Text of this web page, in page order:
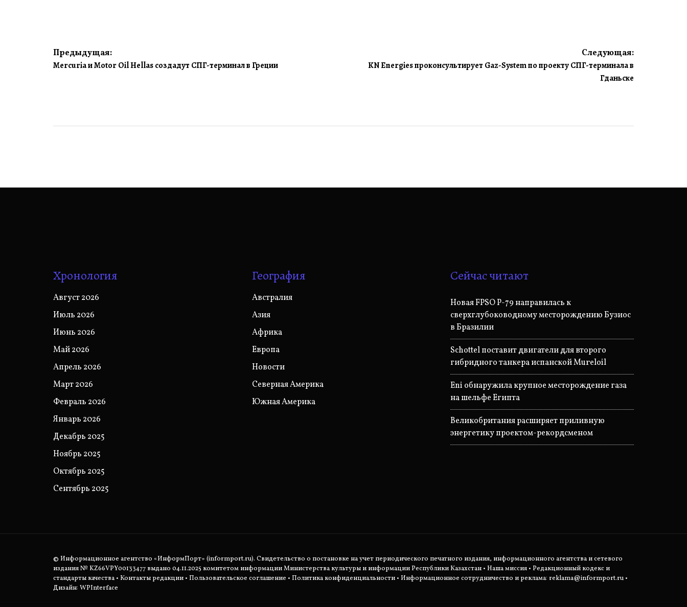
Навигация
Предыдущая:
Mercuria и Motor Oil Hellas создадут СПГ-терминал в Греции
Следующая:
KN Energies проконсультирует Gaz-System по проекту СПГ-терминала в
Гданьске
Хронология
Август 2026
Июль 2026
Июнь 2026
Май 2026
Апрель 2026
Март 2026
Февраль 2026
Январь 2026
Декабрь 2025
Ноябрь 2025
Октябрь 2025
Сентябрь 2025
География
Австралия
Азия
Африка
Европа
Новости
Северная Америка
Южная Америка
Сейчас читают
Новая FPSO P-79 направилась к
сверхглубоководному месторождению Бузиос
в Бразилии
Schottel поставит двигатели для второго
гибридного танкера испанской Mureloil
Eni обнаружила крупное месторождение газа
на шельфе Египта
Великобритания расширяет приливную
энергетику проектом-рекордсменом
© Информационное агентство «ИнформПорт» (informport.ru). Свидетельство о постановке на учет периодического печатного издания, информационного агентства и сетевого
издания № KZ66VPY00133477 выдано 04.11.2025 комитетом информации Министерства культуры и информации Республики Казахстан •Наша миссия •Редакционный кодекс и
стандарты качества •Контакты редакции •Пользовательское соглашение •Политика конфиденциальности • Информационное сотрудничество и реклама:reklama@informport.ru •
Дизайн: WPInterface